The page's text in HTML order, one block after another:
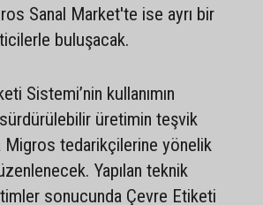
Sanal Market'te ise ayrı bir
buluşacak.
Sistemi’nin kullanımın
sürdürülebilir üretimin teşvik
Migros tedarikçilerine yönelik
Yapılan teknik
sonucunda Çevre Etiketi